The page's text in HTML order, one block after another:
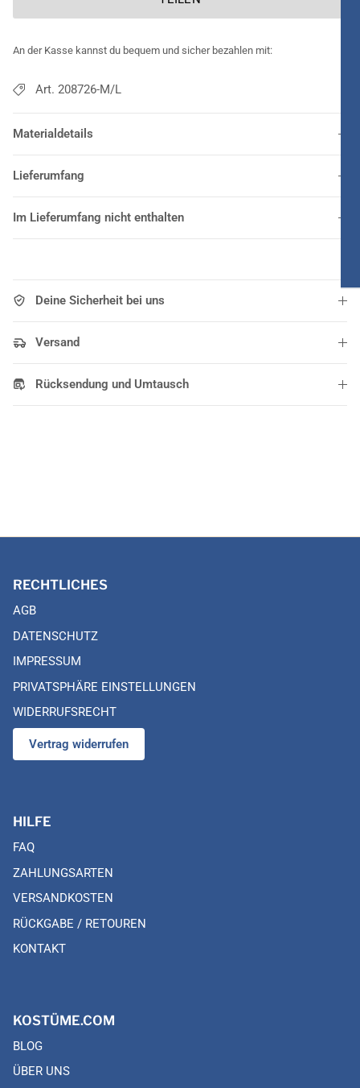
An der Kasse kannst du bequem und sicher bezahlen mit:
Art. 208726-M/L
Materialdetails
Lieferumfang
Im Lieferumfang nicht enthalten
Deine Sicherheit bei uns
Versand
Rücksendung und Umtausch
RECHTLICHES
AGB
DATENSCHUTZ
IMPRESSUM
PRIVATSPHÄRE EINSTELLUNGEN
WIDERRUFSRECHT
Vertrag widerrufen
HILFE
FAQ
ZAHLUNGSARTEN
VERSANDKOSTEN
RÜCKGABE / RETOUREN
KONTAKT
KOSTÜME.COM
BLOG
ÜBER UNS